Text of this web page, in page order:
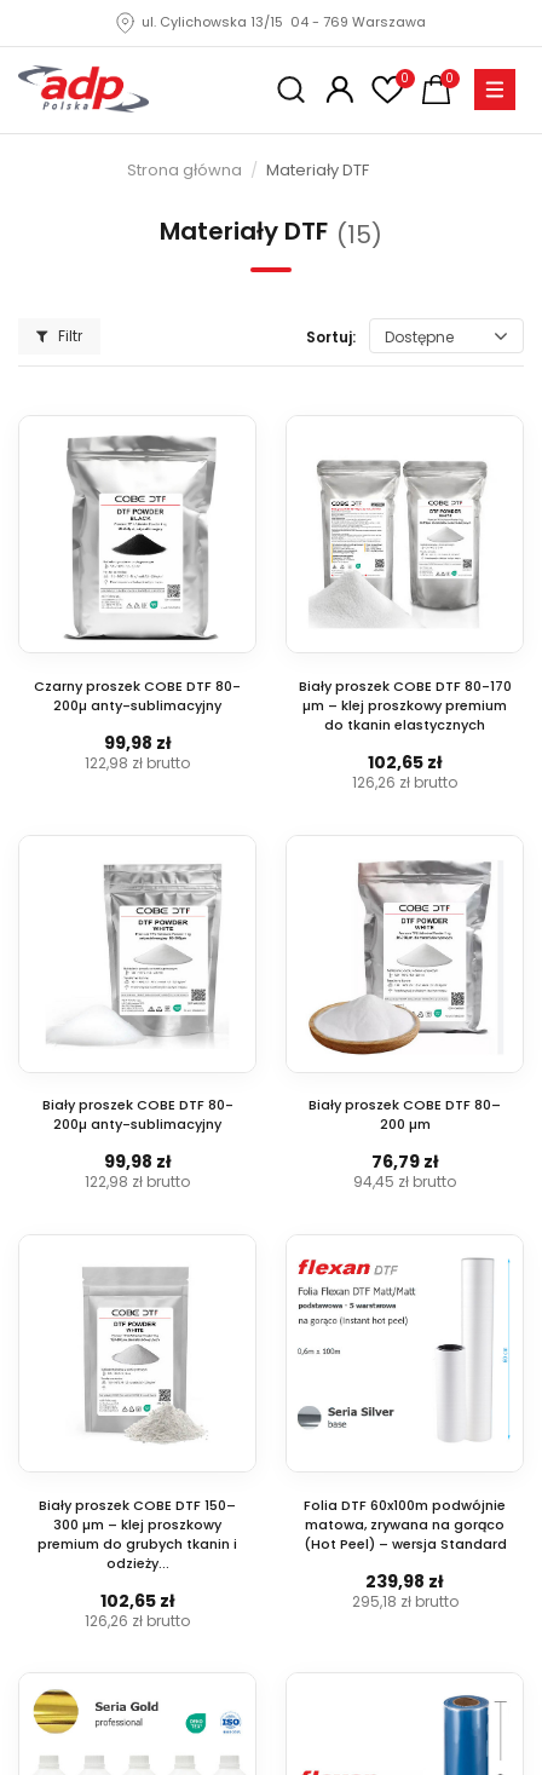
ul. Cylichowska 13/15 04 - 769 Warszawa
0 0
Strona główna Materiały DTF
Materiały DTF (15)
Filtr Sortuj: Dostępne
Czarny proszek COBE DTF 80-
200µ anty-sublimacyjny
99,98 zł
122,98 zł brutto
Biały proszek COBE DTF 80-170
µm – klej proszkowy premium
do tkanin elastycznych
102,65 zł
126,26 zł brutto
Biały proszek COBE DTF 80-
200µ anty-sublimacyjny
99,98 zł
122,98 zł brutto
Biały proszek COBE DTF 80–
200 µm
76,79 zł
94,45 zł brutto
Biały proszek COBE DTF 150–
300 µm – klej proszkowy
premium do grubych tkanin i
odzieży...
102,65 zł
126,26 zł brutto
Folia DTF 60x100m podwójnie
matowa, zrywana na gorąco
(Hot Peel) – wersja Standard
239,98 zł
295,18 zł brutto